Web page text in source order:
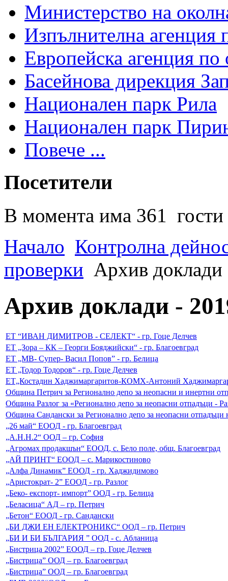
Министерство на
Изпълнителна агенция
Европейска агенция по
Басейнова дирекция
Национален парк Рила
Национален парк
Повече ...
Посетители
В момента има 361 гости
Начало Контролна
проверки Архив доклади
Архив доклади -
ЕТ “ИВАН ДИМИТРОВ - СЕЛЕКТ“ - гр. Гоце Делчев
ЕТ „Зора – КК – Георги Бояджийски“ - гр. Благоевград
ЕТ „МВ- Супер- Васил Попов” - гр. Белица
ЕТ „Тодор Тодоров“ - гр. Гоце Делчев
ЕТ„Костадин Хаджимаргаритов-КОМХ-Антоний
Община Петрич за Регионално депо за неопасни и инертни
Община Разлог за «Регионално депо за неопасни отпадъци -
Община Сандански за Регионално депо за неопасни
„26 май“ ЕООД - гр. Благоевград
„А.Н.Н.2“ ООД – гр. София
„Агромах продакшън“ ЕООД, с. Бело поле, общ. Благоевград
„АЙ ПРИНТ“ ЕООД – с. Марикостиново
„Алфа Динамик” ЕООД - гр. Хаджидимово
„Аристократ- 2” ЕООД - гр. Разлог
„Беко- експорт- импорт” ООД - гр. Белица
„Беласица“ АД – гр. Петрич
„Бетон“ ЕООД - гр. Сандански
„БИ ДЖИ ЕН ЕЛЕКТРОНИКС“ ООД – гр. Петрич
„БИ И БИ БЪЛГАРИЯ ” ООД - с. Абланица
„Бистрица 2002” ЕООД – гр. Гоце Делчев
„Бистрица” ООД – гр. Благоевград
„Бистрица” ООД – гр. Благоевград